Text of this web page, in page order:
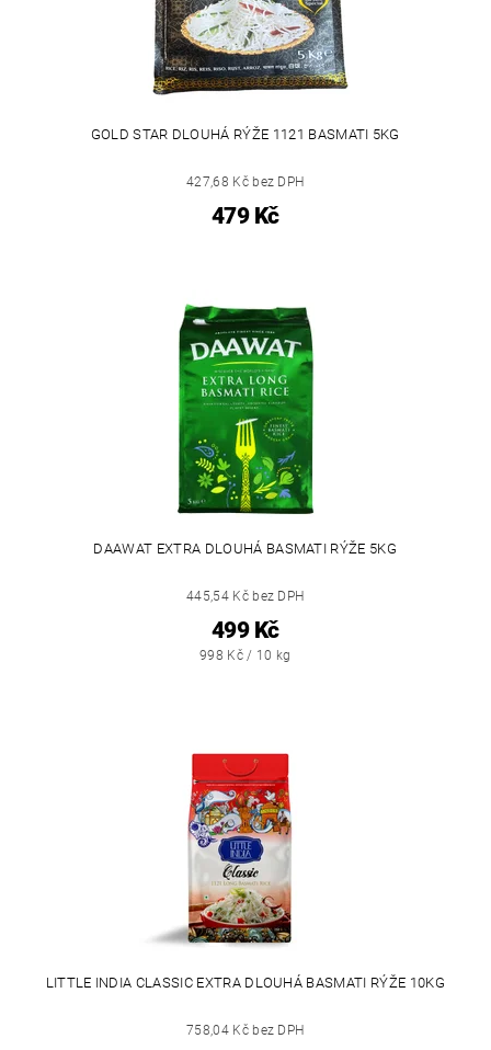
GOLD STAR DLOUHÁ RÝŽE 1121 BASMATI 5KG
427,68 Kč bez DPH
479 Kč
DAAWAT EXTRA DLOUHÁ BASMATI RÝŽE 5KG
445,54 Kč bez DPH
499 Kč
998 Kč / 10 kg
LITTLE INDIA CLASSIC EXTRA DLOUHÁ BASMATI RÝŽE 10KG
758,04 Kč bez DPH